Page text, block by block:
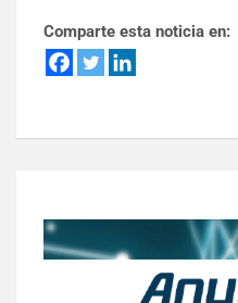
Comparte esta noticia en: